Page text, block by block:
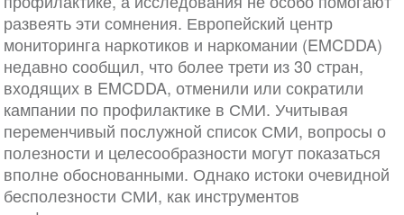
развеять эти сомнения. Европейский центр
мониторинга наркотиков и наркомании (EMCDDA)
недавно сообщил, что более трети из 30 стран,
входящих в EMCDDA, отменили или сократили
кампании по профилактике в СМИ. Учитывая
переменчивый послужной список СМИ, вопросы о
полезности и целесообразности могут показаться
вполне обоснованными. Однако истоки очевидной
бесполезности СМИ, как инструментов